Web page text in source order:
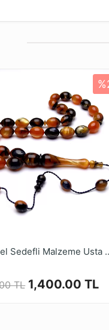
bu nedenle atölye
Clorist Özel
TL 1,400.00 TL